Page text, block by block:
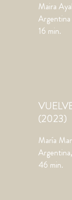
Maira
Argentina
16 min.
(2023)
María
46 min.